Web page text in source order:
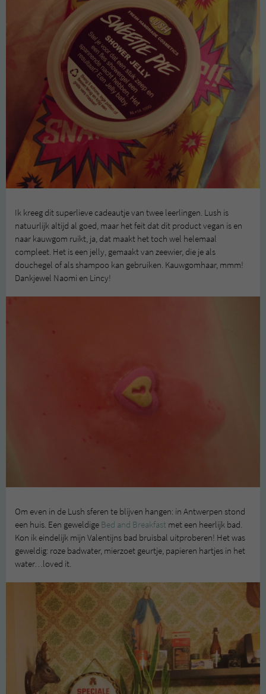
Ik kreeg dit superlieve cadeautje van twee leerlingen. Lush is
natuurlijk altijd al goed, maar het feit dat dit product vegan is en
naar kauwgom ruikt, ja, dat maakt het toch wel helemaal
compleet. Het is een jelly, gemaakt van zeewier, die je als
douchegel of als shampoo kan gebruiken. Kauwgomhaar, mmm!
Dankjewel Naomi en Lincy!
Om even in de Lush sferen te blijven hangen: in Antwerpen stond
een huis. Een geweldige Bed and Breakfast met een heerlijk bad.
Kon ik eindelijk mijn Valentijns bad bruisbal uitproberen! Het was
geweldig: roze badwater, mierzoet geurtje, papieren hartjes in het
water…loved it.